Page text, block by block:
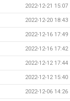
2022-12-21 15:07
2022-12-20 18:43
2022-12-16 17:49
2022-12-16 17:42
2022-12-12 17:44
2022-12-12 15:40
2022-12-06 14:26